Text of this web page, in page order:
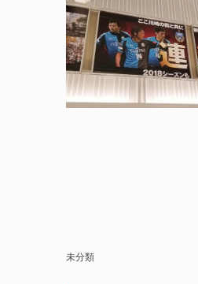
未分類